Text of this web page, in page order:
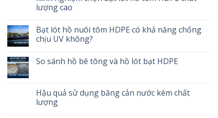
lượng cao
Bạt lót hồ nuôi tôm HDPE có khả năng chống
chịu UV không?
So sánh hồ bê tông và hồ lót bạt HDPE
Hậu quả sử dụng băng cản nước kém chất
lượng